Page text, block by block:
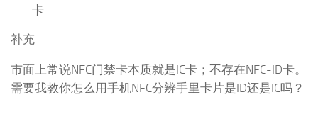
卡
补充
市面上常说NFC门禁卡本质就是IC卡；不存在NFC-ID卡。
需要我教你怎么用手机NFC分辨手里卡片是ID还是IC吗？